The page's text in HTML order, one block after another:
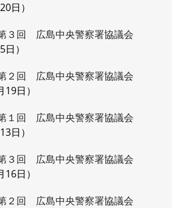
日
３回 広島中央警察署協議会
日
２回 広島中央警察署協議会
19日
１回 広島中央警察署協議会
日
３回 広島中央警察署協議会
16日
２回 広島中央警察署協議会